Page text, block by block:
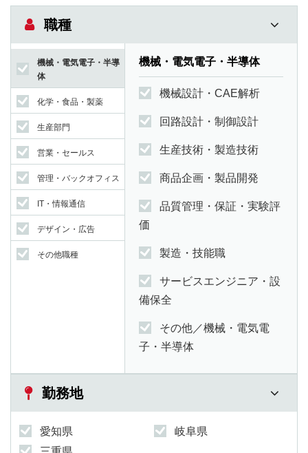
職種
機械・電気電子・半導
体
化学・食品・製薬
生産部門
営業・セールス
管理・バックオフィス
IT・情報通信
デザイン・広告
その他職種
機械・電気電子・半導体
機械設計・CAE解析
回路設計・制御設計
生産技術・製造技術
商品企画・製品開発
品質管理・保証・実験評
価
製造・技能職
サービスエンジニア・設
備保全
その他／機械・電気電
子・半導体
勤務地
愛知県
岐阜県